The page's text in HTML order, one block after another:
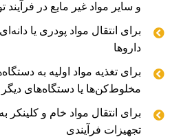
و سایر مواد غیر مایع در فرآیند
برای انتقال مواد پودری یا
داروها
برای تغذیه مواد اولیه به
مخلوط‌کن‌ها یا دستگاه‌های دیگر
برای انتقال مواد خام و کلینکر
تجهیزات فرآیندی